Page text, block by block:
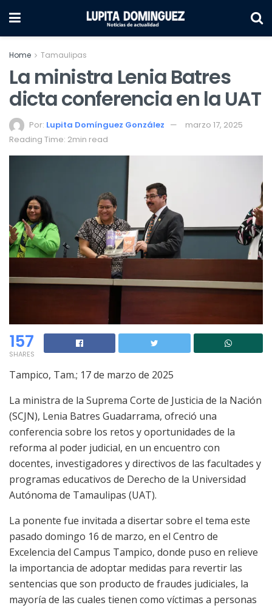
Home Tamaulipas
La ministra Lenia Batres
dicta conferencia en la UAT
Por: Lupita Domínguez González
marzo 17, 2025
Reading Time: 2min read
157
SHARES
Tampico, Tam.; 17 de marzo de 2025
La ministra de la Suprema Corte de Justicia de la Nación
(SCJN), Lenia Batres Guadarrama, ofreció una
conferencia sobre los retos y oportunidades de la
reforma al poder judicial, en un encuentro con
docentes, investigadores y directivos de las facultades y
programas educativos de Derecho de la Universidad
Autónoma de Tamaulipas (UAT).
La ponente fue invitada a disertar sobre el tema este
pasado domingo 16 de marzo, en el Centro de
Excelencia del Campus Tampico, donde puso en relieve
la importancia de adoptar medidas para revertir las
sentencias que son producto de fraudes judiciales, la
mayoría de las cuales tienen como víctimas a personas